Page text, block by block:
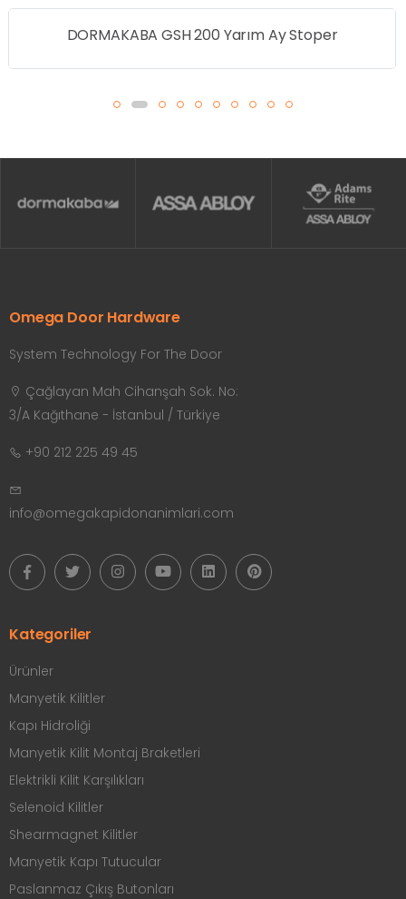
OMEGA Merkezi Çekmece Kilidi 16 mm/70
Omega Door Hardware
System Technology For The Door
Çağlayan Mah Cihanşah Sok. No:
3/A Kağıthane - İstanbul / Türkiye
+90 212 225 49 45
info@omegakapidonanimlari.com
Kategoriler
Ürünler
Manyetik Kilitler
Kapı Hidroliği
Manyetik Kilit Montaj Braketleri
Elektrikli Kilit Karşılıkları
Selenoid Kilitler
Shearmagnet Kilitler
Manyetik Kapı Tutucular
Paslanmaz Çıkış Butonları